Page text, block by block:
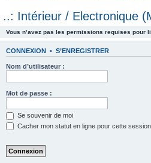
..: Intérieur / Electronique
Vous n’avez pas les permissions requises pour
CONNEXION • S’ENREGISTRER
Nom d’utilisateur :
Mot de passe :
Se souvenir de moi
Cacher mon statut en ligne pour cette session